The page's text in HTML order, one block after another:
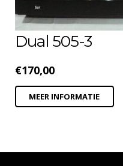
Dual 505-3
€170,00
MEER INFORMATIE